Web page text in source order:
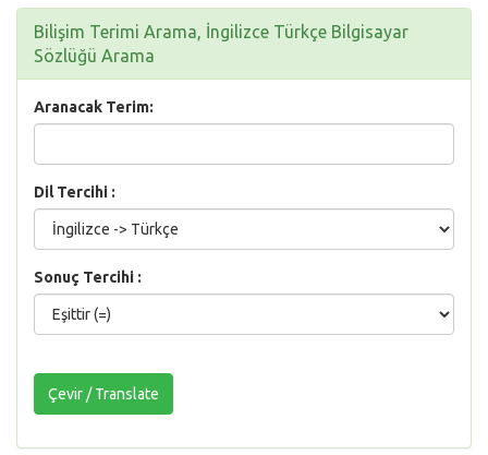
Bilişim Terimi Arama, İngilizce Türkçe Bilgisayar
Sözlüğü Arama
Aranacak Terim:
Dil Tercihi :
Sonuç Tercihi :